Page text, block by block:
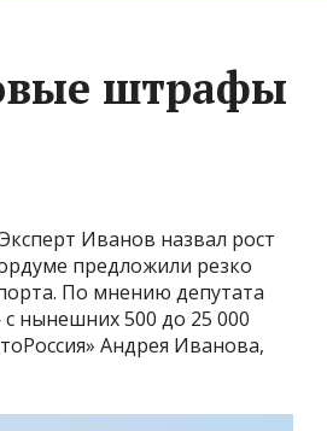
штрафы
Иванов назвал рост
предложили резко
По мнению депутата
нынешних 500 до 25 000
Андрея Иванова,